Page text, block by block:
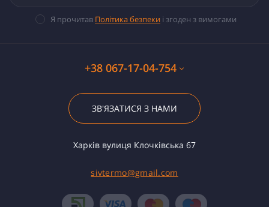
Я прочитав Політика безпеки і згоден з вимогами
+38 067-17-04-754
ЗВ'ЯЗАТИСЯ З НАМИ
Харків вулиця Клочківська 67
sivtermo@gmail.com